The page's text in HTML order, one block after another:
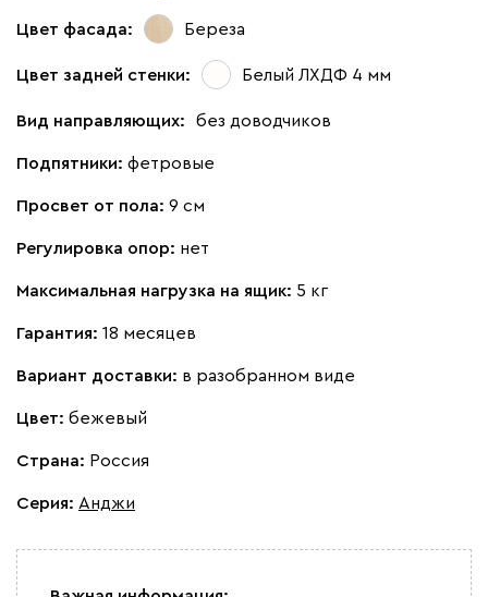
Цвет фасада: Береза
Цвет задней стенки: Белый ЛХДФ 4 мм
Вид направляющих: без доводчиков
Подпятники: фетровые
Просвет от пола: 9 см
Регулировка опор: нет
Максимальная нагрузка на ящик: 5 кг
Гарантия: 18 месяцев
Вариант доставки: в разобранном виде
Цвет: бежевый
Страна: Россия
Серия: Анджи